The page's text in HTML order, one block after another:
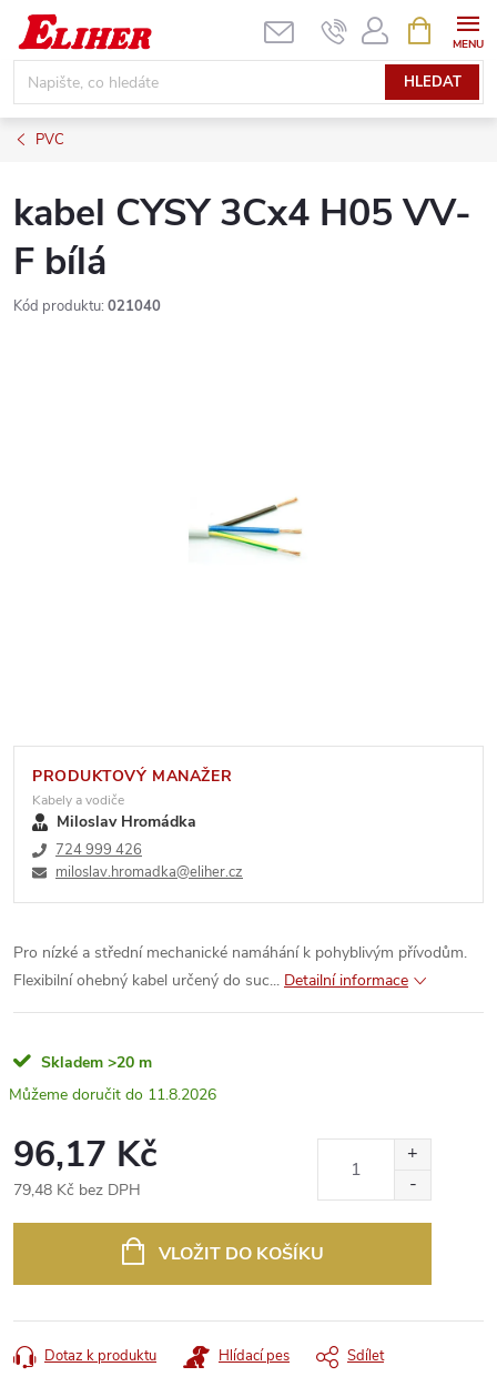
Přejít
obsah
HLEDAT
NÁKUPNÍ
KOŠÍK
PVC
kabel CYSY 3Cx4 H05 VV-
F bílá
Kód produktu: 021040
PRODUKTOVÝ MANAŽER
Kabely a vodiče
Miloslav Hromádka
724 999 426
miloslav.hromadka@eliher.cz
Pro nízké a střední mechanické namáhání k pohyblivým přívodům.
Flexibilní ohebný kabel určený do suc... Detailní informace
Skladem >20 m
11.8.2026
96,17 Kč
79,48 Kč bez DPH
VLOŽIT DO KOŠÍKU
Dotaz k produktu Hlídací pes Sdílet